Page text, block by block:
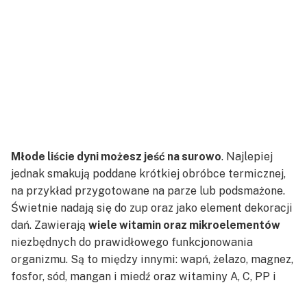
Młode liście dyni możesz jeść na surowo. Najlepiej
jednak smakują poddane krótkiej obróbce termicznej,
na przykład przygotowane na parze lub podsmażone.
Świetnie nadają się do zup oraz jako element dekoracji
dań. Zawierają wiele witamin oraz mikroelementów
niezbędnych do prawidłowego funkcjonowania
organizmu. Są to między innymi: wapń, żelazo, magnez,
fosfor, sód, mangan i miedź oraz witaminy A, C, PP i